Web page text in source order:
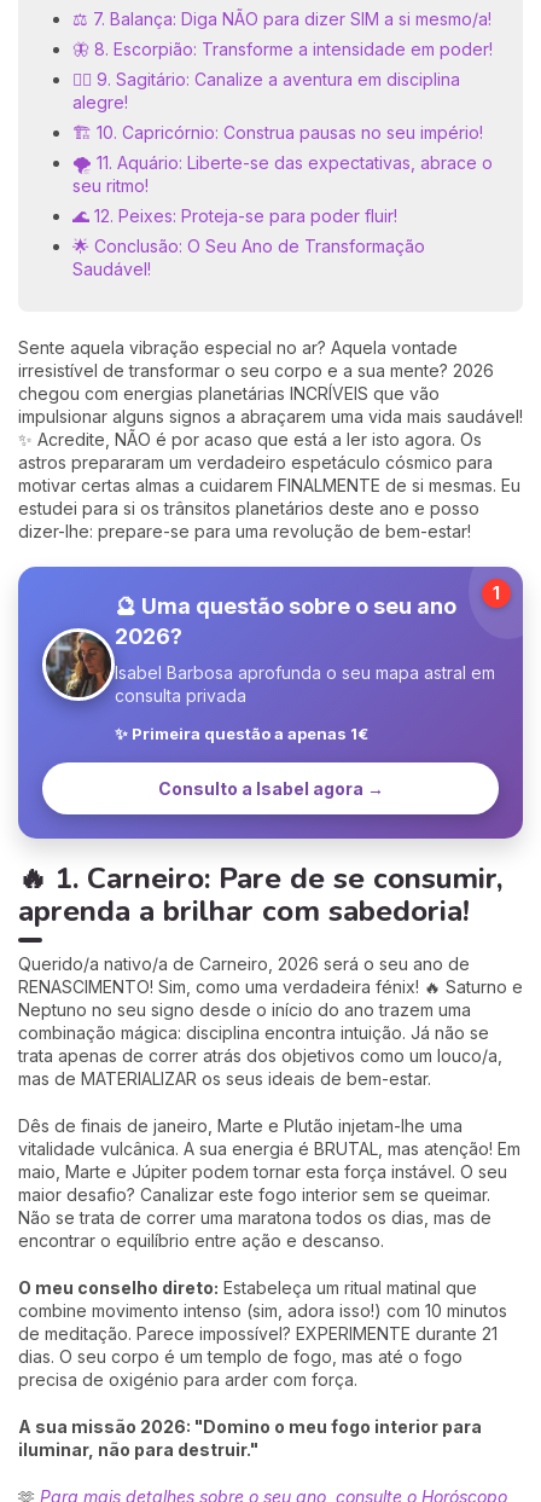
⚖️ 7. Balança: Diga NÃO para dizer SIM a si mesmo/a!
🦋 8. Escorpião: Transforme a intensidade em poder!
🏃‍♀️ 9. Sagitário: Canalize a aventura em disciplina
alegre!
🏗️ 10. Capricórnio: Construa pausas no seu império!
🌪️ 11. Aquário: Liberte-se das expectativas, abrace o
seu ritmo!
🌊 12. Peixes: Proteja-se para poder fluir!
🌟 Conclusão: O Seu Ano de Transformação
Saudável!
Sente aquela vibração especial no ar? Aquela vontade
irresistível de transformar o seu corpo e a sua mente? 2026
chegou com energias planetárias INCRÍVEIS que vão
impulsionar alguns signos a abraçarem uma vida mais saudável!
✨ Acredite, NÃO é por acaso que está a ler isto agora. Os
astros prepararam um verdadeiro espetáculo cósmico para
motivar certas almas a cuidarem FINALMENTE de si mesmas. Eu
estudei para si os trânsitos planetários deste ano e posso
dizer-lhe: prepare-se para uma revolução de bem-estar!
🔮 Uma questão sobre o seu ano
2026?
Isabel Barbosa aprofunda o seu mapa astral em
consulta privada
✨ Primeira questão a apenas 1€
Consulto a Isabel agora →
1
🔥 1. Carneiro: Pare de se consumir,
aprenda a brilhar com sabedoria!
Querido/a nativo/a de Carneiro, 2026 será o seu ano de
RENASCIMENTO! Sim, como uma verdadeira fénix! 🔥 Saturno e
Neptuno no seu signo desde o início do ano trazem uma
combinação mágica: disciplina encontra intuição. Já não se
trata apenas de correr atrás dos objetivos como um louco/a,
mas de MATERIALIZAR os seus ideais de bem-estar.
Dês de finais de janeiro, Marte e Plutão injetam-lhe uma
vitalidade vulcânica. A sua energia é BRUTAL, mas atenção! Em
maio, Marte e Júpiter podem tornar esta força instável. O seu
maior desafio? Canalizar este fogo interior sem se queimar.
Não se trata de correr uma maratona todos os dias, mas de
encontrar o equilíbrio entre ação e descanso.
O meu conselho direto: Estabeleça um ritual matinal que
combine movimento intenso (sim, adora isso!) com 10 minutos
de meditação. Parece impossível? EXPERIMENTE durante 21
dias. O seu corpo é um templo de fogo, mas até o fogo
precisa de oxigénio para arder com força.
A sua missão 2026: "Domino o meu fogo interior para
iluminar, não para destruir."
🫶 Para mais detalhes sobre o seu ano, consulte o Horóscopo